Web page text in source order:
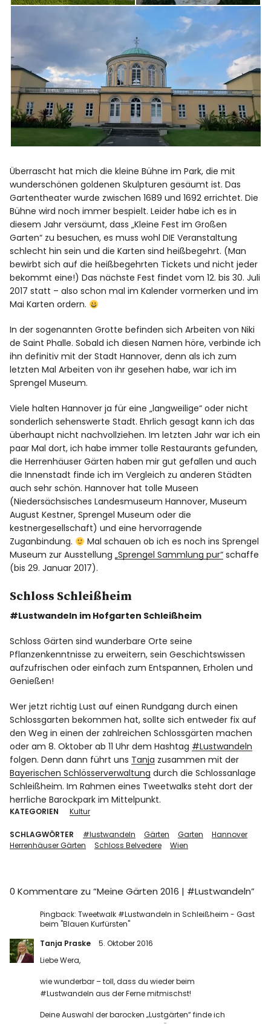
Überrascht hat mich die kleine Bühne im Park, die mit
wunderschönen goldenen Skulpturen gesäumt ist. Das
Gartentheater wurde zwischen 1689 und 1692 errichtet. Die
Bühne wird noch immer bespielt. Leider habe ich es in
diesem Jahr versäumt, dass„Kleine Fest im Großen
Garten“ zu besuchen, es muss wohl DIE Veranstaltung
schlecht hin sein und die Karten sind heißbegehrt. (Man
bewirbt sich auf die heißbegehrten Tickets und nicht jeder
bekommt eine!) Das nächste Fest findet vom 12. bis 30. Juli
2017 statt – also schon mal im Kalender vormerken und im
Mai Karten ordern.
In der sogenannten Grotte befinden sich Arbeiten von Niki
de Saint Phalle. Sobald ich diesen Namen höre, verbinde ich
ihn definitiv mit der Stadt Hannover, denn als ich zum
letzten Mal Arbeiten von ihr gesehen habe, war ich im
Sprengel Museum.
Viele halten Hannover ja für eine „langweilige“ oder nicht
sonderlich sehenswerte Stadt. Ehrlich gesagt kann ich das
überhaupt nicht nachvollziehen. Im letzten Jahr war ich ein
paar Mal dort, ich habe immer tolle Restaurants gefunden,
die Herrenhäuser Gärten haben mir gut gefallen und auch
die Innenstadt finde ich im Vergleich zu anderen Städten
auch sehr schön. Hannover hat tolle Museen
(Niedersächsisches Landesmuseum Hannover, Museum
August Kestner, Sprengel Museum oder die
kestnergesellschaft) und eine hervorragende
Zuganbindung.
Mal schauen ob ich es noch ins Sprengel
Museum zur Ausstellung„Sprengel Sammlung pur“ schaffe
(bis 29. Januar 2017).
Schloss Schleißheim
#Lustwandeln im Hofgarten Schleißheim
Schloss Gärten sind wunderbare Orte seine
Pflanzenkenntnisse zu erweitern, sein Geschichtswissen
aufzufrischen oder einfach zum Entspannen, Erholen und
Genießen!
Wer jetzt richtig Lust auf einen Rundgang durch einen
Schlossgarten bekommen hat, sollte sich entweder fix auf
den Weg in einen der zahlreichen Schlossgärten machen
oder am 8. Oktober ab 11 Uhr dem Hashtag #Lustwandeln
folgen. Denn dann führt uns Tanja zusammen mit der
Bayerischen Schlösserverwaltung durch die Schlossanlage
Schleißheim. Im Rahmen eines Tweetwalks steht dort der
herrliche Barockpark im Mittelpunkt.
KATEGORIEN Kultur
SCHLAGWÖRTER #lustwandeln Gärten Garten
Hannover
Herrenhäuser Gärten
Schloss Belvedere Wien
0 Kommentare zu “Meine Gärten 2016 | #Lustwandeln”
Pingback:Tweetwalk #Lustwandeln in Schleißheim - Gast
beim "Blauen Kurfürsten"
Tanja Praske
5. Oktober 2016
Liebe Wera,
wie wunderbar – toll, dass du wieder beim
#Lustwandeln aus der Ferne mitmischst!
Deine Auswahl der barocken „Lustgärten“ finde ich